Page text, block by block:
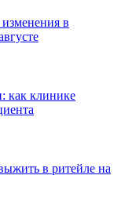
в
как клинике
в ритейле на